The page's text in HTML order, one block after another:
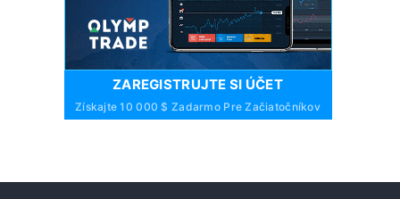
ZAREGISTRUJTE SI ÚČET
Získajte 10 000 $ Zadarmo Pre Začiatočníkov